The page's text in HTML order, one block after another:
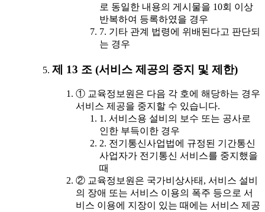
로 동일한 내용의 게시물을 10회 이상
반복하여 등록하였을 경우
7. 기타 관계 법령에 위배된다고 판단되
는 경우
제 13 조 (서비스 제공의 중지 및 제한)
① 교육정보원은 다음 각 호에 해당하는 경우
서비스 제공을 중지할 수 있습니다.
1. 서비스용 설비의 보수 또는 공사로
인한 부득이한 경우
2. 전기통신사업법에 규정된 기간통신
사업자가 전기통신 서비스를 중지했을
때
② 교육정보원은 국가비상사태, 서비스 설비
의 장애 또는 서비스 이용의 폭주 등으로 서
비스 이용에 지장이 있는 때에는 서비스 제공